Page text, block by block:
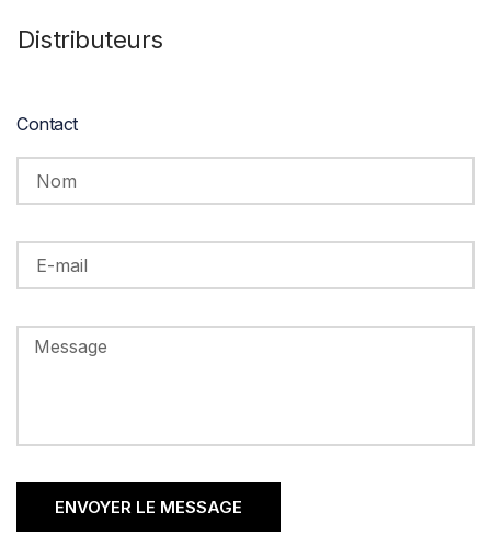
Distributeurs
Contact
ENVOYER LE MESSAGE